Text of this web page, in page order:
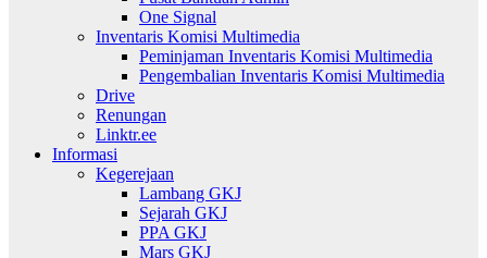
One Signal
Inventaris Komisi Multimedia
Peminjaman Inventaris Komisi Multimedia
Pengembalian Inventaris Komisi Multimedia
Drive
Renungan
Linktr.ee
Informasi
Kegerejaan
Lambang GKJ
Sejarah GKJ
PPA GKJ
Mars GKJ